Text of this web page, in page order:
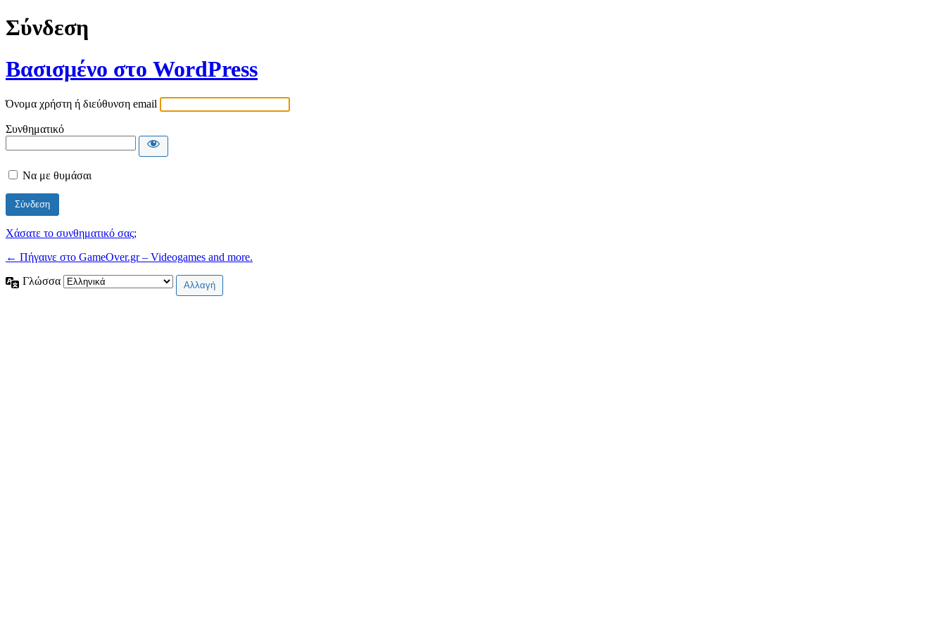
Σύνδεση
Βασισμένο στο WordPress
Όνομα χρήστη ή διεύθυνση email
Συνθηματικό
Να με θυμάσαι
Χάσατε το συνθηματικό σας;
← Πήγαινε στο GameOver.gr – Videogames and more.
Γλώσσα